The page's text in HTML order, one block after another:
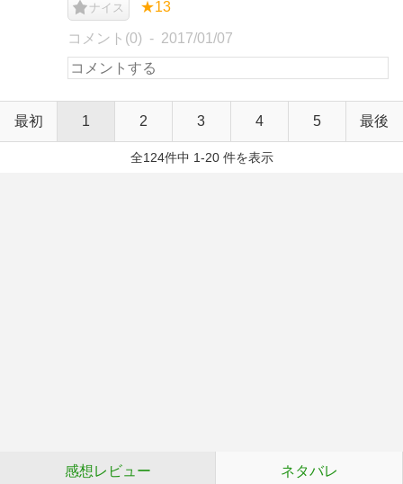
ナイス ★13
コメント(0) 2017/01/07
最初 1 2 3 4 5 最後
全124件中 1-20 件を表示
感想レビュー ネタバレ